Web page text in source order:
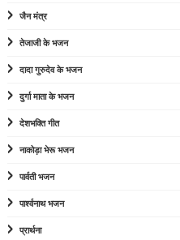
जैन मंत्र
तेजाजी के भजन
दादा गुरुदेव के भजन
दुर्गा माता के भजन
देशभक्ति गीत
नाकोड़ा भेरू भजन
पार्वती भजन
पार्श्वनाथ भजन
प्रार्थना